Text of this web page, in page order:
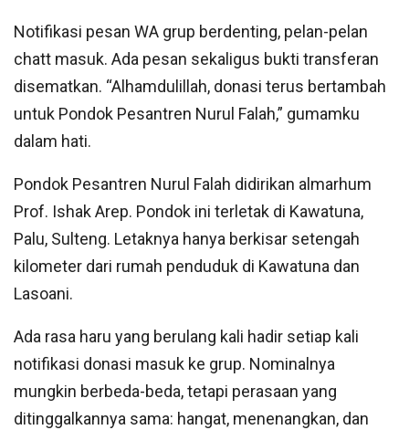
Notifikasi pesan WA grup berdenting, pelan-pelan
chatt masuk. Ada pesan sekaligus bukti transferan
disematkan. “Alhamdulillah, donasi terus bertambah
untuk Pondok Pesantren Nurul Falah,” gumamku
dalam hati.
Pondok Pesantren Nurul Falah didirikan almarhum
Prof. Ishak Arep. Pondok ini terletak di Kawatuna,
Palu, Sulteng. Letaknya hanya berkisar setengah
kilometer dari rumah penduduk di Kawatuna dan
Lasoani.
Ada rasa haru yang berulang kali hadir setiap kali
notifikasi donasi masuk ke grup. Nominalnya
mungkin berbeda-beda, tetapi perasaan yang
ditinggalkannya sama: hangat, menenangkan, dan